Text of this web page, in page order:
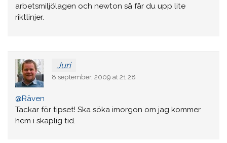
arbetsmiljölagen och newton så får du upp lite
riktlinjer.
Juri
8 september, 2009 at 21:28
@Räven
Tackar för tipset! Ska söka imorgon om jag kommer
hem i skaplig tid.